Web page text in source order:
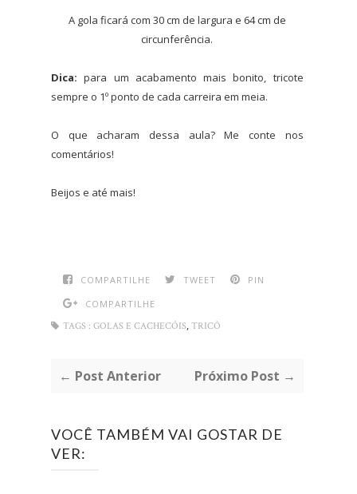
A gola ficará com 30 cm de largura e 64 cm de
circunferência.
Dica: para um acabamento mais bonito, tricote
sempre o 1º ponto de cada carreira em meia.
O que acharam dessa aula? Me conte nos
comentários!
Beijos e até mais!
COMPARTILHE TWEET
PIN
COMPARTILHE
TAGS : GOLAS E CACHECÓIS, TRICÔ
← Post Anterior Próximo Post →
VOCÊ TAMBÉM VAI GOSTAR DE
VER: